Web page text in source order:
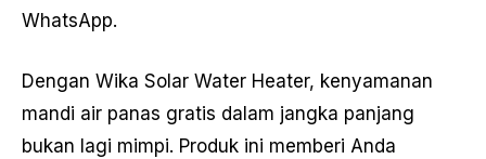
WhatsApp.
Dengan Wika Solar Water Heater, kenyamanan
mandi air panas gratis dalam jangka panjang
bukan lagi mimpi. Produk ini memberi Anda